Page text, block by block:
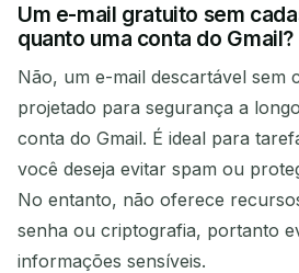
Um e-mail gratuito sem
quanto uma conta do Gmail?
Não, um e-mail descartável sem
projetado para segurança a
conta do Gmail. É ideal para
você deseja evitar spam ou
No entanto, não oferece
senha ou criptografia, portanto
informações sensíveis.